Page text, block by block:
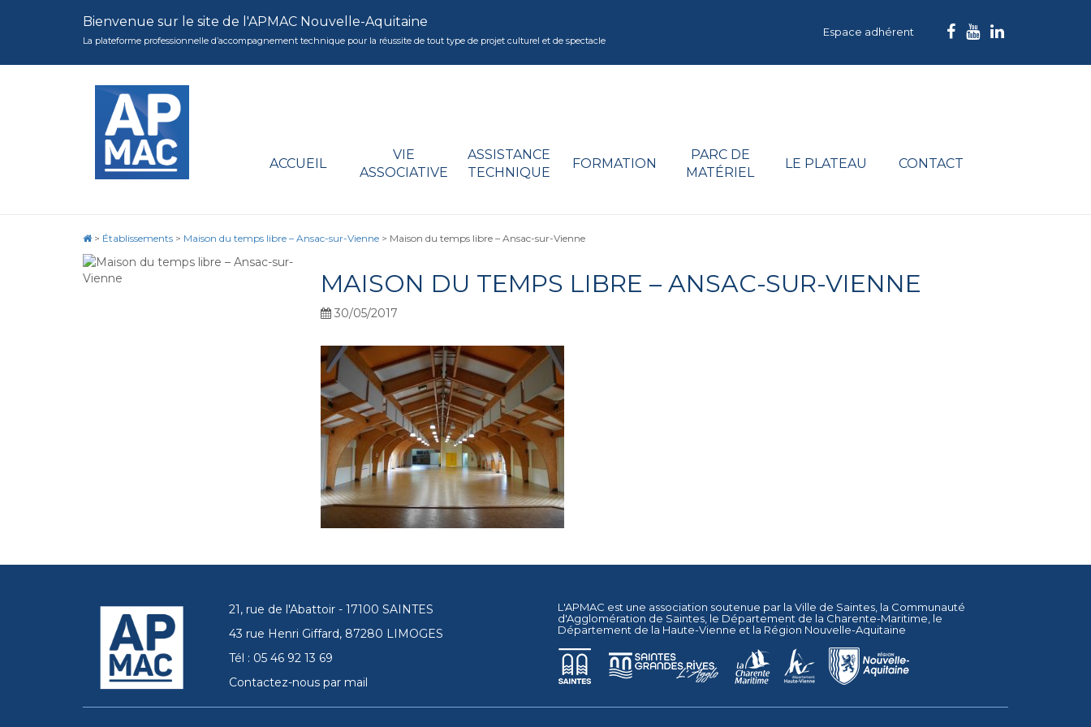
Bienvenue sur le site de l'APMAC Nouvelle-Aquitaine
La plateforme professionnelle d’accompagnement technique pour la réussite de tout type de projet culturel et de spectacle
Espace adhérent
ACCUEIL
VIE
ASSOCIATIVE
ASSISTANCE
TECHNIQUE
FORMATION
PARC DE
MATÉRIEL
LE PLATEAU CONTACT
> Établissements > Maison du temps libre – Ansac-sur-Vienne > Maison du temps libre – Ansac-sur-Vienne
MAISON DU TEMPS LIBRE – ANSAC-SUR-VIENNE
30/05/2017
21, rue de l'Abattoir - 17100 SAINTES
43 rue Henri Giffard, 87280 LIMOGES
Tél : 05 46 92 13 69
Contactez-nous par mail
L'APMAC est une association soutenue par la Ville de Saintes , la Communauté
d'Agglomération de Saintes , le Département de la Charente-Maritime , le
Département de la Haute-Vienne et la Région Nouvelle-Aquitaine